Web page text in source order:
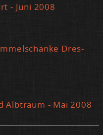
- Ju­ni 2008
Dres­
Alb­traum - Mai 2008